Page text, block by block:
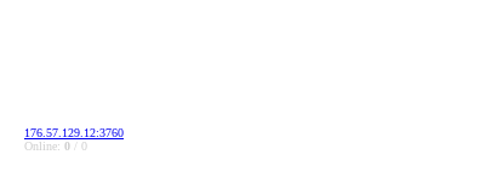
176.57.129.12:3760
Online: 0 / 0